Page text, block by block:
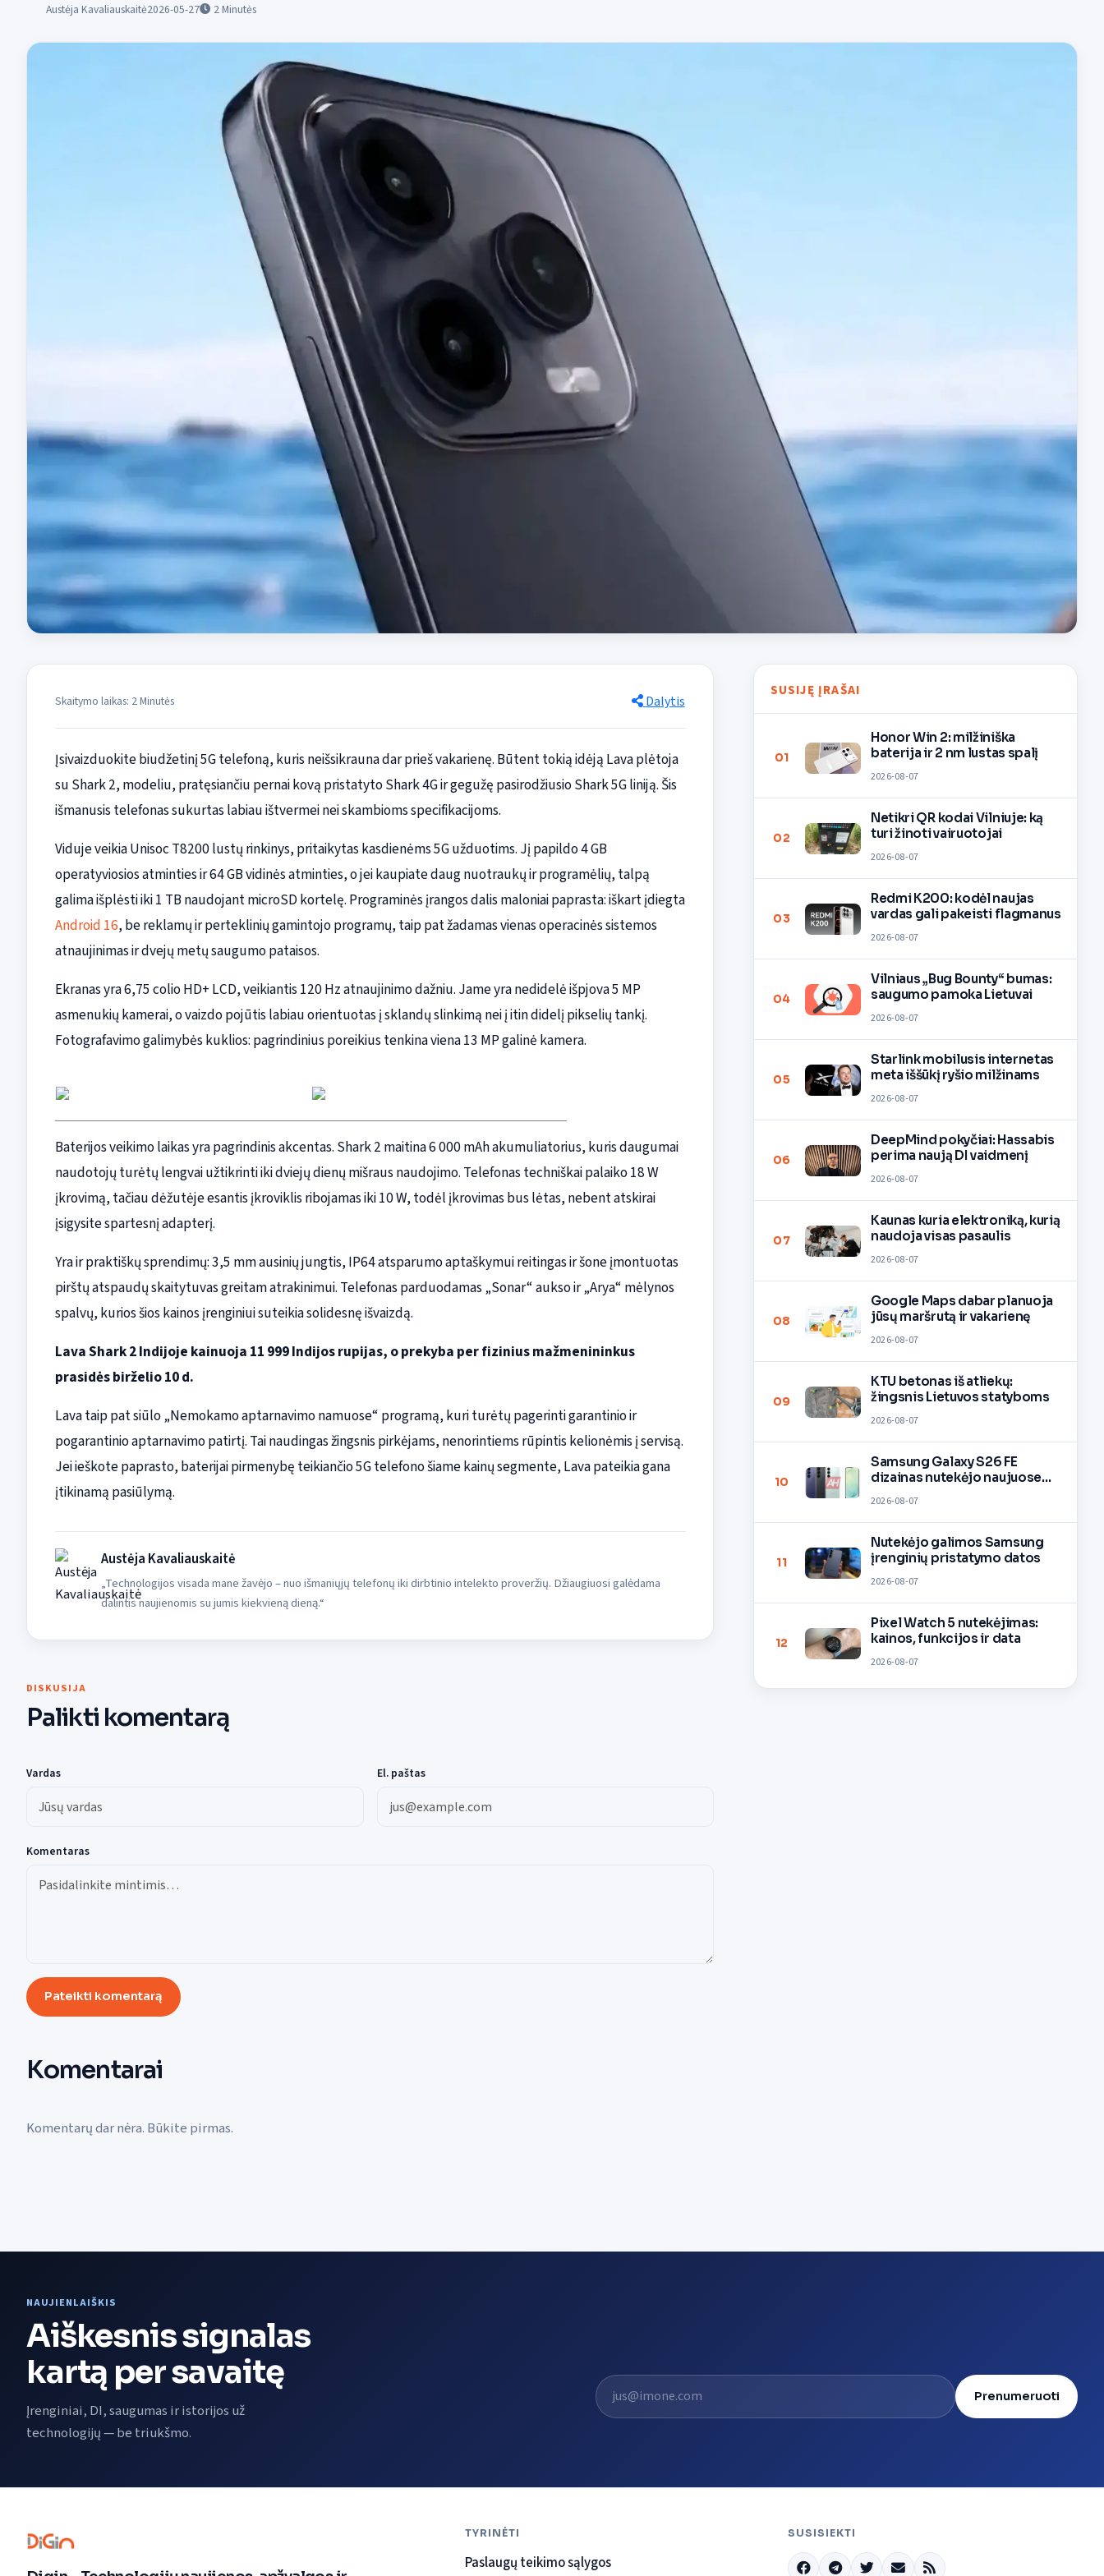
Austėja Kavaliauskaitė2026-05-27 2Minutės
Skaitymo laikas: 2 Minutės Dalytis
Įsivaizduokite biudžetinį 5G telefoną, kuris neišsikrauna dar prieš vakarienę. Būtent tokią idėją Lava plėtoja
su Shark 2, modeliu, pratęsiančiu pernai kovą pristatyto Shark 4G ir gegužę pasirodžiusio Shark 5G liniją. Šis
išmanusis telefonas sukurtas labiau ištvermei nei skambioms specifikacijoms.
Viduje veikia Unisoc T8200 lustų rinkinys, pritaikytas kasdienėms 5G užduotims. Jį papildo 4 GB
operatyviosios atminties ir 64 GB vidinės atminties, o jei kaupiate daug nuotraukų ir programėlių, talpą
galima išplėsti iki 1 TB naudojant microSD kortelę. Programinės įrangos dalis maloniai paprasta: iškart įdiegta
Android 16, be reklamų ir perteklinių gamintojo programų, taip pat žadamas vienas operacinės sistemos
atnaujinimas ir dvejų metų saugumo pataisos.
Ekranas yra 6,75 colio HD+ LCD, veikiantis 120 Hz atnaujinimo dažniu. Jame yra nedidelė išpjova 5 MP
asmenukių kamerai, o vaizdo pojūtis labiau orientuotas į sklandų slinkimą nei į itin didelį pikselių tankį.
Fotografavimo galimybės kuklios: pagrindinius poreikius tenkina viena 13 MP galinė kamera.
Baterijos veikimo laikas yra pagrindinis akcentas. Shark 2 maitina 6 000 mAh akumuliatorius, kuris daugumai
naudotojų turėtų lengvai užtikrinti iki dviejų dienų mišraus naudojimo. Telefonas techniškai palaiko 18 W
įkrovimą, tačiau dėžutėje esantis įkroviklis ribojamas iki 10 W, todėl įkrovimas bus lėtas, nebent atskirai
įsigysite spartesnį adapterį.
Yra ir praktiškų sprendimų: 3,5 mm ausinių jungtis, IP64 atsparumo aptaškymui reitingas ir šone įmontuotas
pirštų atspaudų skaitytuvas greitam atrakinimui. Telefonas parduodamas „Sonar“ aukso ir „Arya“ mėlynos
spalvų, kurios šios kainos įrenginiui suteikia solidesnę išvaizdą.
Lava Shark 2 Indijoje kainuoja 11 999 Indijos rupijas, o prekyba per fizinius mažmenininkus
prasidės birželio 10 d.
Lava taip pat siūlo „Nemokamo aptarnavimo namuose“ programą, kuri turėtų pagerinti garantinio ir
pogarantinio aptarnavimo patirtį. Tai naudingas žingsnis pirkėjams, nenorintiems rūpintis kelionėmis į servisą.
Jei ieškote paprasto, baterijai pirmenybę teikiančio 5G telefono šiame kainų segmente, Lava pateikia gana
įtikinamą pasiūlymą.
Austėja Kavaliauskaitė
„Technologijos visada mane žavėjo – nuo išmaniųjų telefonų iki dirbtinio intelekto proveržių. Džiaugiuosi galėdama
dalintis naujienomis su jumis kiekvieną dieną.“
DISKUSIJA
Palikti komentarą
Vardas El. paštas
Komentaras
Pateikti komentarą
Komentarai
Komentarų dar nėra. Būkite pirmas.
SUSIJĘ ĮRAŠAI
01
Honor Win 2: milžiniška
baterija ir 2 nm lustas spalį
2026-08-07
02
Netikri QR kodai Vilniuje: ką
turi žinoti vairuotojai
2026-08-07
03
Redmi K200: kodėl naujas
vardas gali pakeisti flagmanus
2026-08-07
04
Vilniaus „Bug Bounty“ bumas:
saugumo pamoka Lietuvai
2026-08-07
05
Starlink mobilusis internetas
meta iššūkį ryšio milžinams
2026-08-07
06
DeepMind pokyčiai: Hassabis
perima naują DI vaidmenį
2026-08-07
07
Kaunas kuria elektroniką, kurią
naudoja visas pasaulis
2026-08-07
08
Google Maps dabar planuoja
jūsų maršrutą ir vakarienę
2026-08-07
09
KTU betonas iš atliekų:
žingsnis Lietuvos statyboms
2026-08-07
10
Samsung Galaxy S26 FE
dizainas nutekėjo naujuose
2026-08-07
11
Nutekėjo galimos Samsung
įrenginių pristatymo datos
2026-08-07
12
Pixel Watch 5 nutekėjimas:
kainos, funkcijos ir data
2026-08-07
NAUJIENLAIŠKIS
Aiškesnis signalas
kartą per savaitę
Įrenginiai, DI, saugumas ir istorijos už
technologijų — be triukšmo.
El. pašto adresas
Prenumeruoti
TYRINĖTI
Paslaugų teikimo sąlygos
SUSISIEKTI